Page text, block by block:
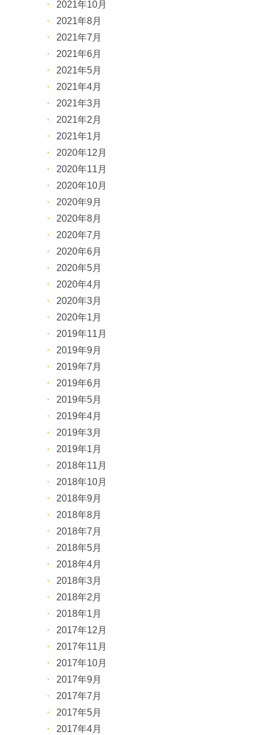
2021年10月
2021年8月
2021年7月
2021年6月
2021年5月
2021年4月
2021年3月
2021年2月
2021年1月
2020年12月
2020年11月
2020年10月
2020年9月
2020年8月
2020年7月
2020年6月
2020年5月
2020年4月
2020年3月
2020年1月
2019年11月
2019年9月
2019年7月
2019年6月
2019年5月
2019年4月
2019年3月
2019年1月
2018年11月
2018年10月
2018年9月
2018年8月
2018年7月
2018年5月
2018年4月
2018年3月
2018年2月
2018年1月
2017年12月
2017年11月
2017年10月
2017年9月
2017年7月
2017年5月
2017年4月